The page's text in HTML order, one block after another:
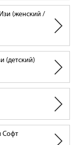
(женский /
(детский)
Софт